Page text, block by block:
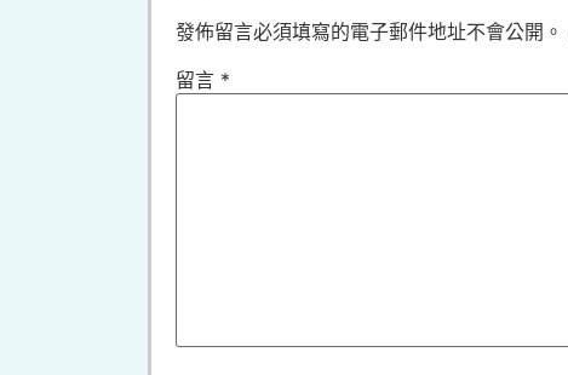
發佈留言必須填寫的電子郵件地址不會公開。
留言 *